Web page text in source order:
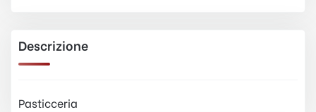
Descrizione
Pasticceria